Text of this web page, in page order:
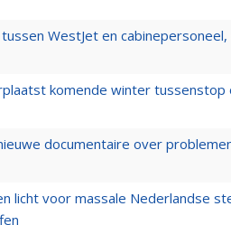
WestJet en
komende winter tussenstop
documentaire over
licht voor massale Nederlandse